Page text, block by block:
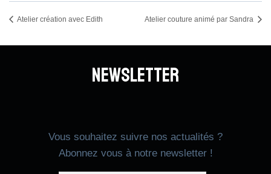
Atelier création avec Edith Atelier couture animé par Sandra
Newsletter
Vous souhaitez suivre nos actualités ?
Abonnez vous à notre newsletter !